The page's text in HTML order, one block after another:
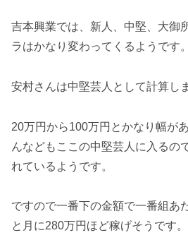
吉本興業では、新人、中堅、大御
ラはかなり変わってくるようです。
安村さんは中堅芸人として計算し
20万円から100万円とかなり幅が
んなどもここの中堅芸人に入るの
れているようです。
ですので一番下の金額で一番組あ
と月に280万円ほど稼げそうです。